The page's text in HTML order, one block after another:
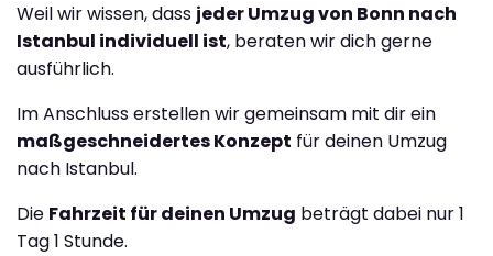
Weil wir wissen, dass jeder Umzug von Bonn nach
Istanbul individuell ist, beraten wir dich gerne
ausführlich.
Im Anschluss erstellen wir gemeinsam mit dir ein
maßgeschneidertes Konzept für deinen Umzug
nach Istanbul.
Die Fahrzeit für deinen Umzug beträgt dabei nur 1
Tag 1 Stunde.